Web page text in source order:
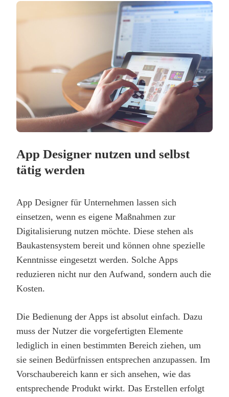
App Designer nutzen und selbst
tätig werden
App Designer für Unternehmen lassen sich
einsetzen, wenn es eigene Maßnahmen zur
Digitalisierung nutzen möchte. Diese stehen als
Baukastensystem bereit und können ohne spezielle
Kenntnisse eingesetzt werden. Solche Apps
reduzieren nicht nur den Aufwand, sondern auch die
Kosten.
Die Bedienung der Apps ist absolut einfach. Dazu
muss der Nutzer die vorgefertigten Elemente
lediglich in einen bestimmten Bereich ziehen, um
sie seinen Bedürfnissen entsprechen anzupassen. Im
Vorschaubereich kann er sich ansehen, wie das
entsprechende Produkt wirkt. Das Erstellen erfolgt